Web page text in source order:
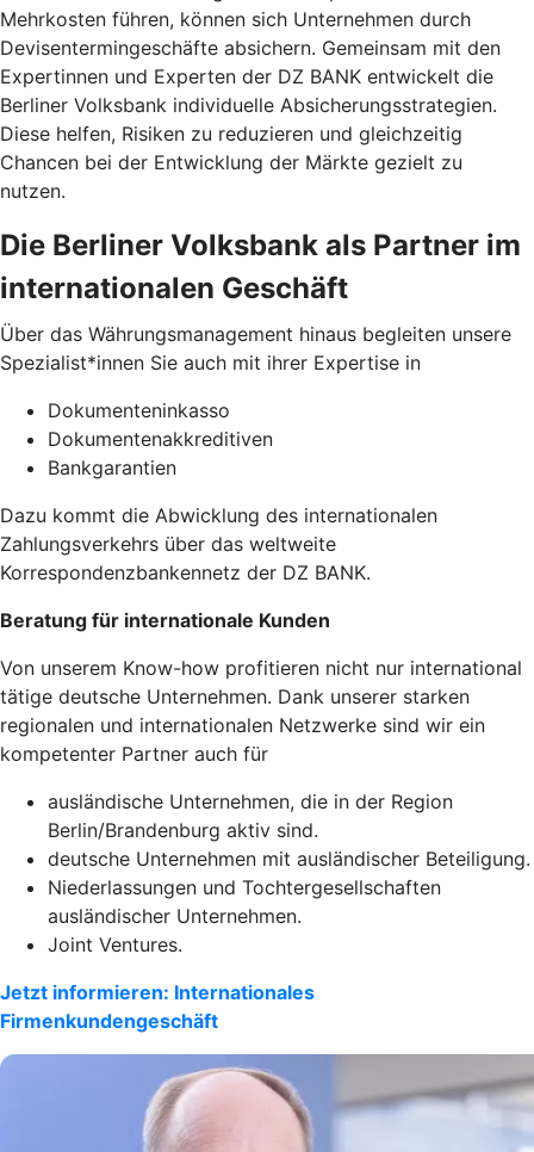
Mehrkosten führen, können sich Unternehmen durch
Devisentermingeschäfte absichern. Gemeinsam mit den
Expertinnen und Experten der DZ BANK entwickelt die
Berliner Volksbank individuelle Absicherungsstrategien.
Diese helfen, Risiken zu reduzieren und gleichzeitig
Chancen bei der Entwicklung der Märkte gezielt zu
nutzen.
Die Berliner Volksbank als Partner im
internationalen Geschäft
Über das Währungsmanagement hinaus begleiten unsere
Spezialist*innen Sie auch mit ihrer Expertise in
Dokumenteninkasso
Dokumentenakkreditiven
Bankgarantien
Dazu kommt die Abwicklung des internationalen
Zahlungsverkehrs über das weltweite
Korrespondenzbankennetz der DZ BANK.
Beratung für internationale Kunden
Von unserem Know-how profitieren nicht nur international
tätige deutsche Unternehmen. Dank unserer starken
regionalen und internationalen Netzwerke sind wir ein
kompetenter Partner auch für
ausländische Unternehmen, die in der Region
Berlin/Brandenburg aktiv sind.
deutsche Unternehmen mit ausländischer Beteiligung.
Niederlassungen und Tochtergesellschaften
ausländischer Unternehmen.
Joint Ventures.
Jetzt informieren: Internationales
Firmenkundengeschäft